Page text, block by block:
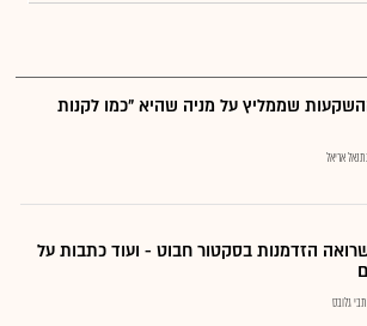
שממליץ על מניה שהיא "כמו לקנות
נתנאל אריאל
הזדמנות בסקטור חבוט - ועוד כתבות על
גלובס